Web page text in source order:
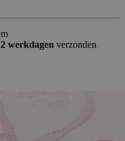
werkdagen verzonden